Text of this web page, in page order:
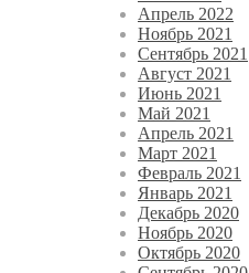
Апрель 2022
Ноябрь 2021
Сентябрь 2021
Август 2021
Июнь 2021
Май 2021
Апрель 2021
Март 2021
Февраль 2021
Январь 2021
Декабрь 2020
Ноябрь 2020
Октябрь 2020